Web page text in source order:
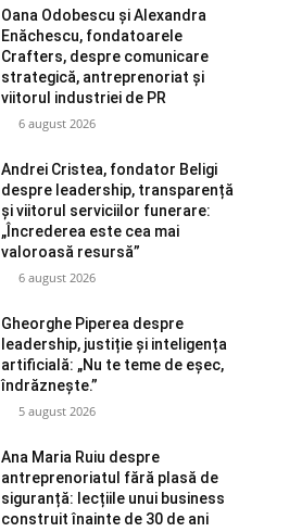
Oana Odobescu și Alexandra
Enăchescu, fondatoarele
Crafters, despre comunicare
strategică, antreprenoriat și
viitorul industriei de PR
6 august 2026
Andrei Cristea, fondator Beligi
despre leadership, transparență
și viitorul serviciilor funerare:
„Încrederea este cea mai
valoroasă resursă”
6 august 2026
Gheorghe Piperea despre
leadership, justiție și inteligența
artificială: „Nu te teme de eșec,
îndrăznește.”
5 august 2026
Ana Maria Ruiu despre
antreprenoriatul fără plasă de
siguranță: lecțiile unui business
construit înainte de 30 de ani